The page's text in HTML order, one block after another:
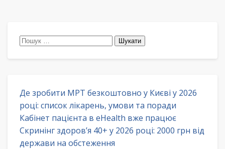
Пошук:
Де зробити МРТ безкоштовно у Києві у 2026
році: список лікарень, умови та поради
Кабінет пацієнта в eHealth вже працює
Скринінг здоров’я 40+ у 2026 році: 2000 грн від
держави на обстеження